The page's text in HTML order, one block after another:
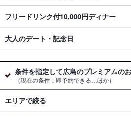
フリードリンク付10,000円ディナー
大人のデート・記念日
条件を指定して広島のプレミアムの
（現在の条件：即予約できる…ほか）
エリアで絞る